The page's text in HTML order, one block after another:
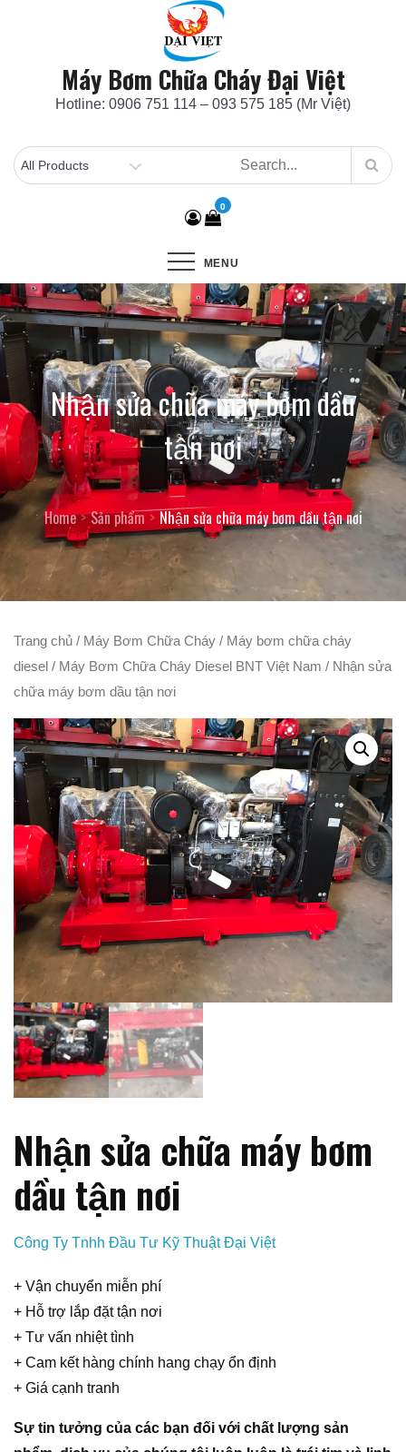
Máy Bơm Chữa Cháy Đại Việt
Hotline: 0906 751 114 – 093 575 185 (Mr Việt)
0
MENU
Nhận sửa chữa máy bơm dầu
tận nơi
Home Sản phẩm Nhận sửa chữa máy bơm dầu tận nơi
Trang chủ / Máy Bơm Chữa Cháy / Máy bơm chữa cháy
diesel / Máy Bơm Chữa Cháy Diesel BNT Việt Nam / Nhận sửa
chữa máy bơm dầu tận nơi
Nhận sửa chữa máy bơm
dầu tận nơi
Công Ty Tnhh Đầu Tư Kỹ Thuật Đại Việt
+ Vận chuyển miễn phí
+ Hỗ trợ lắp đặt tận nơi
+ Tư vấn nhiệt tình
+ Cam kết hàng chính hang chạy ổn định
+ Giá cạnh tranh
Sự tin tưởng của các bạn đối với chất lượng sản